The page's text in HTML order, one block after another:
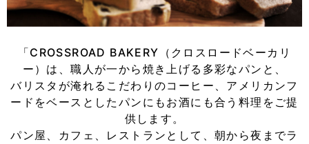
「CROSSROAD BAKERY（クロスロードベーカリ
ー）は、職人が一から焼き上げる多彩なパンと、
バリスタが淹れるこだわりのコーヒー、アメリカンフ
ードをベースとしたパンにもお酒にも合う料理をご提
供します。
パン屋、カフェ、レストランとして、朝から夜までラ